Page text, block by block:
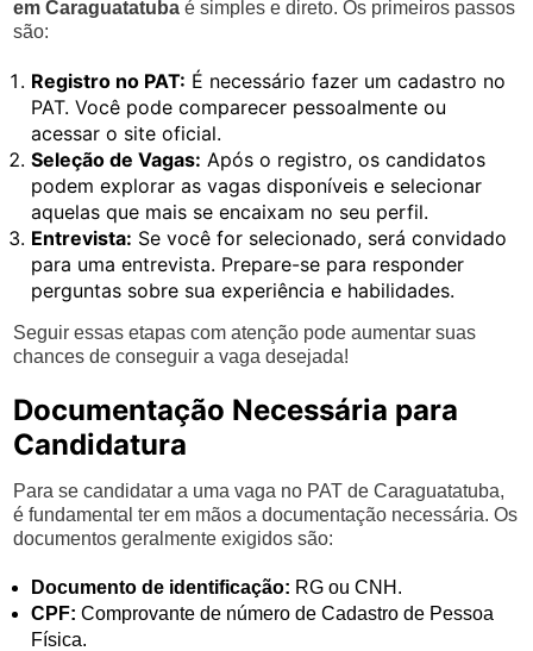
em Caraguatatuba é simples e direto. Os primeiros passos
são:
Registro no PAT: É necessário fazer um cadastro no
PAT. Você pode comparecer pessoalmente ou
acessar o site oficial.
Seleção de Vagas: Após o registro, os candidatos
podem explorar as vagas disponíveis e selecionar
aquelas que mais se encaixam no seu perfil.
Entrevista: Se você for selecionado, será convidado
para uma entrevista. Prepare-se para responder
perguntas sobre sua experiência e habilidades.
Seguir essas etapas com atenção pode aumentar suas
chances de conseguir a vaga desejada!
Documentação Necessária para
Candidatura
Para se candidatar a uma vaga no PAT de Caraguatatuba,
é fundamental ter em mãos a documentação necessária. Os
documentos geralmente exigidos são:
Documento de identificação: RG ou CNH.
CPF:Comprovante de número de Cadastro de Pessoa
Física.